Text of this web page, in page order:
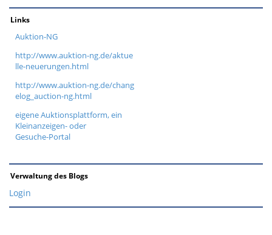
Links
Auktion-NG
http://www.auktion-ng.de/aktue
lle-neuerungen.html
http://www.auktion-ng.de/chang
elog_auction-ng.html
eigene Auktionsplattform, ein
Kleinanzeigen- oder
Gesuche-Portal
Verwaltung des Blogs
Login